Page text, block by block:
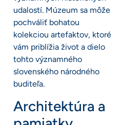
udalostí. Múzeum sa môže
pochváliť bohatou
kolekciou artefaktov, ktoré
vám priblížia život a dielo
tohto významného
slovenského národného
buditeľa.
Architektúra a